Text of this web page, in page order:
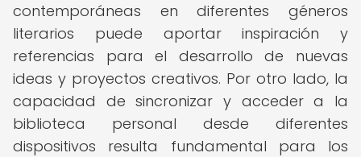
contemporáneas en diferentes géneros
literarios puede aportar inspiración y
referencias para el desarrollo de nuevas
ideas y proyectos creativos. Por otro lado, la
capacidad de sincronizar y acceder a la
biblioteca personal desde diferentes
dispositivos resulta fundamental para los